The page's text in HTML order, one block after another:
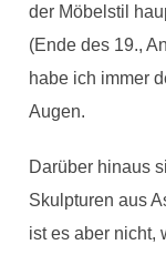
der Möbelstil
(Ende des 19.,
habe ich immer
Augen.
Darüber hinaus
Skulpturen aus
ist es aber nicht,